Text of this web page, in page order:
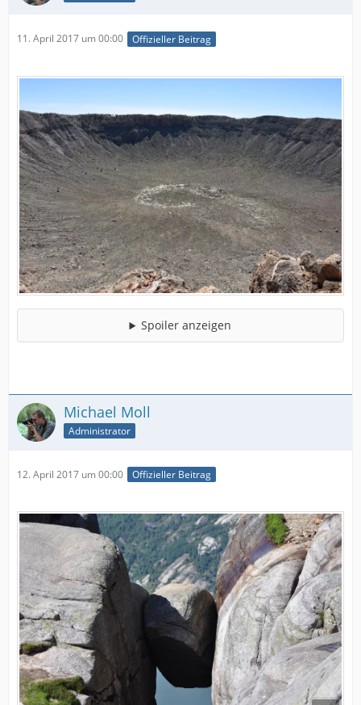
11. April 2017 um 00:00 Offizieller Beitrag
Spoiler anzeigen
Michael Moll
Administrator
12. April 2017 um 00:00 Offizieller Beitrag